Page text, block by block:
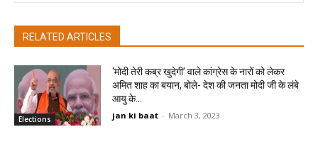
RELATED ARTICLES
Elections
‘मोदी तेरी कब्र खुदेगी’ वाले कांग्रेस के नारों को लेकर
अमित शाह का बयान, बोले- देश की जनता मोदी जी के लंबे
आयु के...
jan ki baat - March 3, 2023